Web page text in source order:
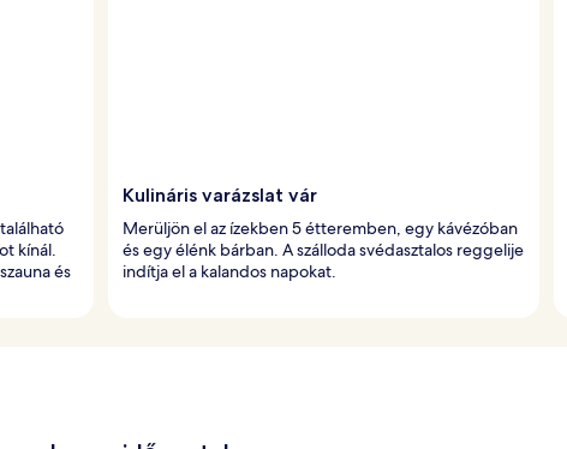
kínál.
és
Kulináris varázslat vár
Merüljön el az ízekben 5 étteremben, egy kávézóban
és egy élénk bárban. A szálloda svédasztalos reggelije
indítja el a kalandos napokat.